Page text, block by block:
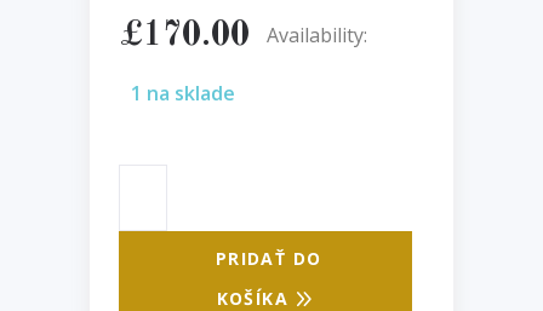
£170.00 Availability:
1 na sklade
PRIDAŤ DO
KOŠÍKA